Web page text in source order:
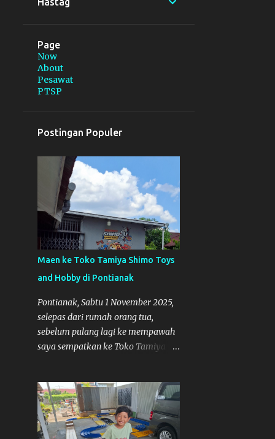
Agustus
Juli
Maret
Februari
9
Januari
11
2024
237
Desember
8
November
Oktober
September
Agustus
34
Juni
13
Mei
26
April
17
Page
Now
About
Pesawat
PTSP
Postingan Populer
Maen ke Toko Tamiya Shimo Toys
and Hobby di Pontianak
Pontianak, Sabtu 1 November 2025,
selepas dari rumah orang tua,
sebelum pulang lagi ke mempawah
saya sempatkan ke Toko Tamiya
media sosial, jadinya saya
penasaran pengen tahu tempatnya.
Datang dari Mempawah kesini jam
12 lewat kalau ndak salah., tokonya